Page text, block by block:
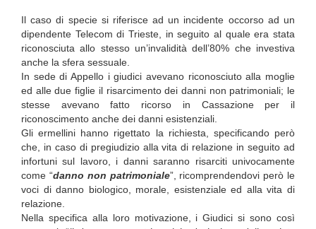
Il caso di specie si riferisce ad un incidente occorso ad un
dipendente Telecom di Trieste, in seguito al quale era stata
riconosciuta allo stesso un’invalidità dell’80% che investiva
anche la sfera sessuale.
In sede di Appello i giudici avevano riconosciuto alla moglie
ed alle due figlie il risarcimento dei danni non patrimoniali; le
stesse avevano fatto ricorso in Cassazione per il
riconoscimento anche dei danni esistenziali.
Gli ermellini hanno rigettato la richiesta, specificando però
che, in caso di pregiudizio alla vita di relazione in seguito ad
infortuni sul lavoro, i danni saranno risarciti univocamente
come “danno non patrimoniale”, ricomprendendovi però le
voci di danno biologico, morale, esistenziale ed alla vita di
relazione.
Nella specifica alla loro motivazione, i Giudici si sono così